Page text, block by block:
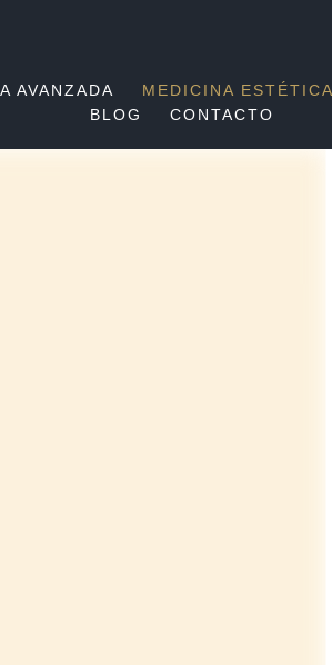
AVANZADA MEDICINA ESTÉTICA
BLOG
CONTACTO